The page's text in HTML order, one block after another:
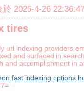
於 2026-4-26 22:36:47
tires
url indexing providers
and surfaced in
and accomplishment in
fast indexing options